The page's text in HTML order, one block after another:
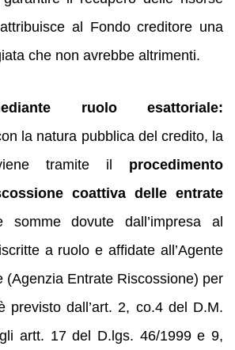
al Fondo creditore una
che non avrebbe altrimenti.
ruolo esattoriale:
la natura pubblica del credito, la
tramite il procedimento
coattiva delle entrate
somme dovute dall’impresa al
a ruolo e affidate all’Agente
(Agenzia Entrate Riscossione) per
previsto dall’art. 2, co.4 del D.M.
artt. 17 del D.lgs. 46/1999 e 9,